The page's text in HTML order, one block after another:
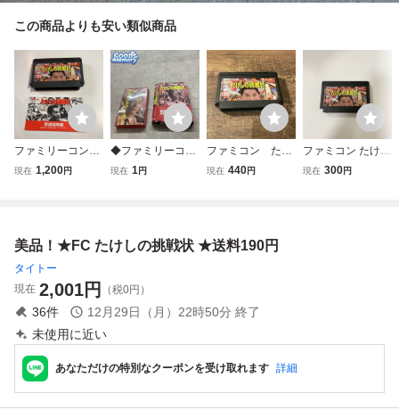
この商品よりも安い類似商品
ファミリーコンピ
ュータ ゲームソ
現在 1,200円
◆ファミリーコン
ピューター/ファミ
現在 1円
ファミコン たけ
しの挑戦状
現在 440円
ファミコン たけし
の挑戦状 中古品
現在 300円
美品！★FC たけしの挑戦状 ★送料190円
タイトー
現在 2,001円 （税0円）
36件 12月29日（月）22時50分 終了
未使用に近い
あなただけの特別なクーポンを受け取れます 詳細